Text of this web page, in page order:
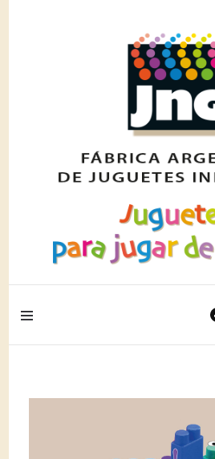
JNG PLAST
Juguetes para jugar de verdad